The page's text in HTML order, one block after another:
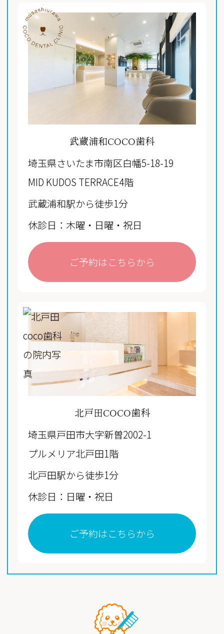
武蔵浦和COCO歯科
埼玉県さいたま市南区白幡5-18-19
MID KUDOS TERRACE4階
武蔵浦和駅から徒歩1分
休診日：木曜・日曜・祝日
ご予約はこちらから
北戸田COCO歯科
埼玉県戸田市大字新曽2002-1
プルメリア北戸田1階
北戸田駅から徒歩1分
休診日：日曜・祝日
ご予約はこちらから